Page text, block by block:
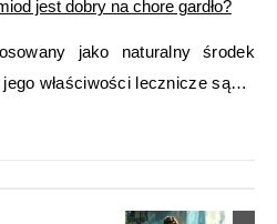
jest dobry na chore gardło?
jako naturalny środek
właściwości lecznicze są…